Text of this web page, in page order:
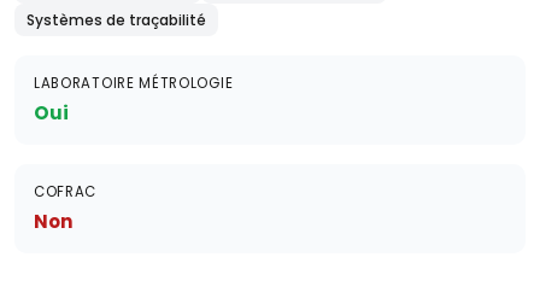
Systèmes de traçabilité
LABORATOIRE MÉTROLOGIE
Oui
COFRAC
Non